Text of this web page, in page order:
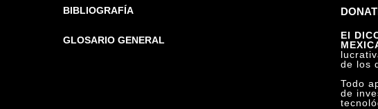
BIBLIOGRAFÍA
GLOSARIO GENERAL
El
de los
Todo
de